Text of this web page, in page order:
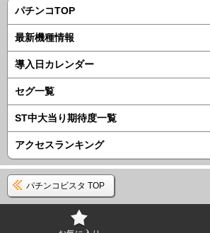
パチンコTOP
最新機種情報
導入日カレンダー
セグ一覧
ST中大当り期待度一覧
アクセスランキング
パチンコビスタ TOP